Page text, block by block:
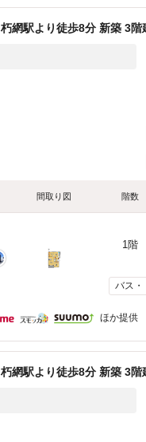
朽網駅より徒歩8分 新築 3階
間取り図 階数
1階
バス・
ほか提供
朽網駅より徒歩8分 新築 3階